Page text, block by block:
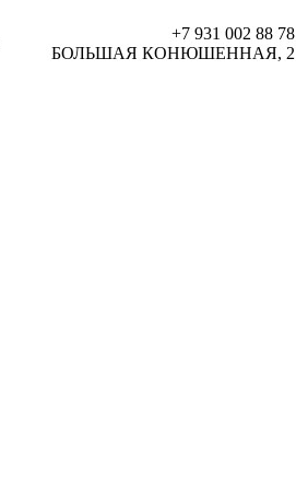
+7 931 002 88 78
БОЛЬШАЯ КОНЮШЕННАЯ, 2
+7 931 002 88 78
БОЛЬШАЯ КОНЮШЕННАЯ, 2